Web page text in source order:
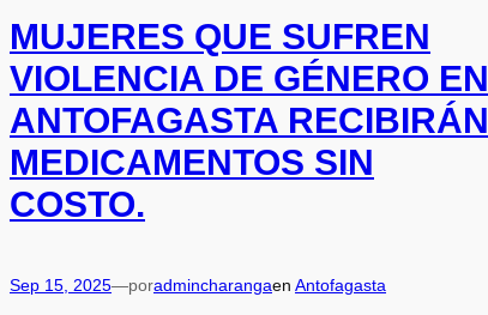
MUJERES QUE SUFREN
VIOLENCIA DE GÉNERO EN
ANTOFAGASTA RECIBIRÁN
MEDICAMENTOS SIN
COSTO.
Sep 15, 2025—poradmincharangaen Antofagasta